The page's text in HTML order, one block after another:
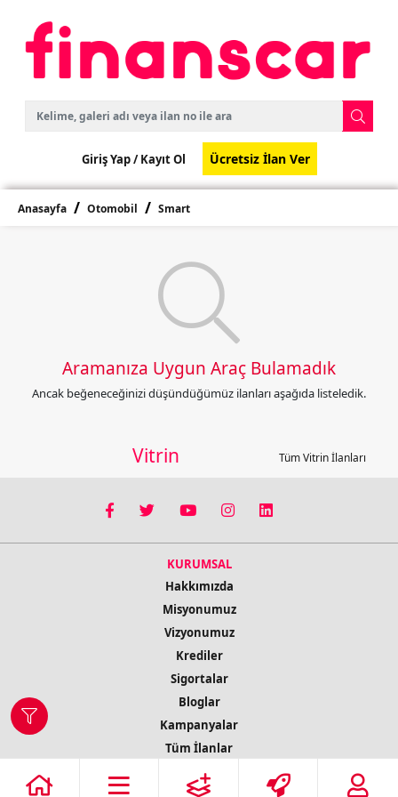
Giriş Yap /Kayıt Ol Ücretsiz İlan Ver
Anasayfa Otomobil Smart
Aramanıza Uygun Araç Bulamadık
Ancak beğeneceğinizi düşündüğümüz ilanları aşağıda listeledik.
Vitrin Tüm Vitrin İlanları
KURUMSAL
Hakkımızda
Misyonumuz
Vizyonumuz
Krediler
Sigortalar
Bloglar
Kampanyalar
Tüm İlanlar
İletişim Bilgileri